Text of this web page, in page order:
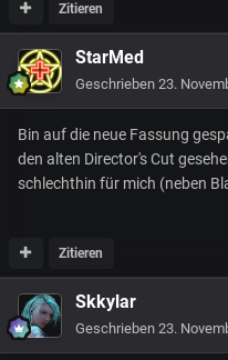
Zitieren
StarMed
Geschrieben 23.
Bin auf die neue Fassung
den alten Director's Cut
schlechthin für mich (neben
Zitieren
Skkylar
Geschrieben 23.